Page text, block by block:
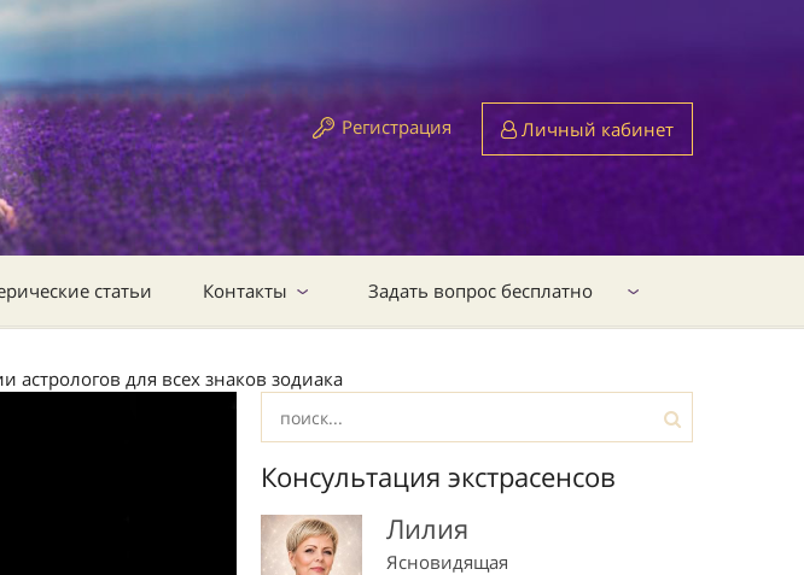
Регистрация Личный кабинет
статьи Контакты Задать вопрос бесплатно
для всех знаков зодиака
Консультация экстрасенсов
Лилия
Ясновидящая